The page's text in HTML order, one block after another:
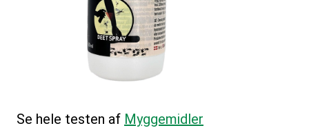
Se hele testen af Myggemidler